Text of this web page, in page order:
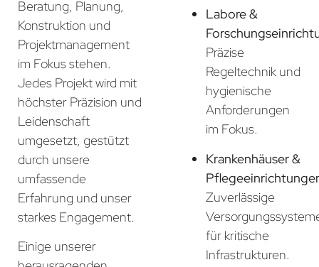
Beratung, Planung,
Konstruktion und
Projektmanagement
im Fokus stehen.
Jedes Projekt wird mit
höchster Präzision und
Leidenschaft
umgesetzt, gestützt
durch unsere
umfassende
Erfahrung und unser
starkes Engagement.
Einige unserer
Labore &
Präzise
Regeltechnik und
hygienische
Anforderungen
im Fokus.
Krankenhäuser &
Zuverlässige
für kritische
Infrastrukturen.